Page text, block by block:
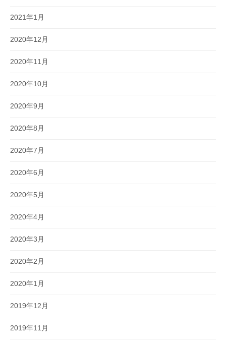
2021年1月
2020年12月
2020年11月
2020年10月
2020年9月
2020年8月
2020年7月
2020年6月
2020年5月
2020年4月
2020年3月
2020年2月
2020年1月
2019年12月
2019年11月